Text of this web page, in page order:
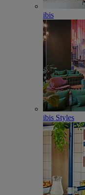
ibis
ibis Styles